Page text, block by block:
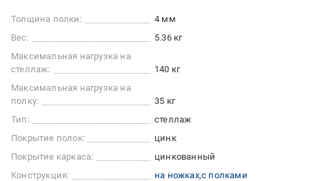
Толщина полки:
4 мм
Вес:
5.36 кг
Максимальная нагрузка на
стеллаж:
140 кг
Максимальная нагрузка на
полку:
35 кг
Тип:
стеллаж
Покрытие полок:
цинк
Покрытие каркаса:
цинкованный
Конструкция:
на ножках с полками